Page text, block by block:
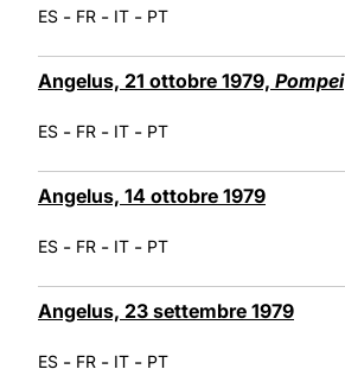
ES - FR - IT - PT
Angelus, 21 ottobre 1979, Pompei
ES - FR - IT - PT
Angelus, 14 ottobre 1979
ES - FR - IT - PT
Angelus, 23 settembre 1979
ES - FR - IT - PT